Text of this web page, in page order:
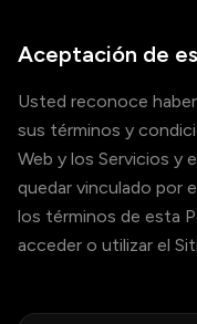
Aceptación de
Usted reconoce
sus términos y
Web y los Servicios y
quedar vinculado por
los términos de esta
acceder o utilizar el